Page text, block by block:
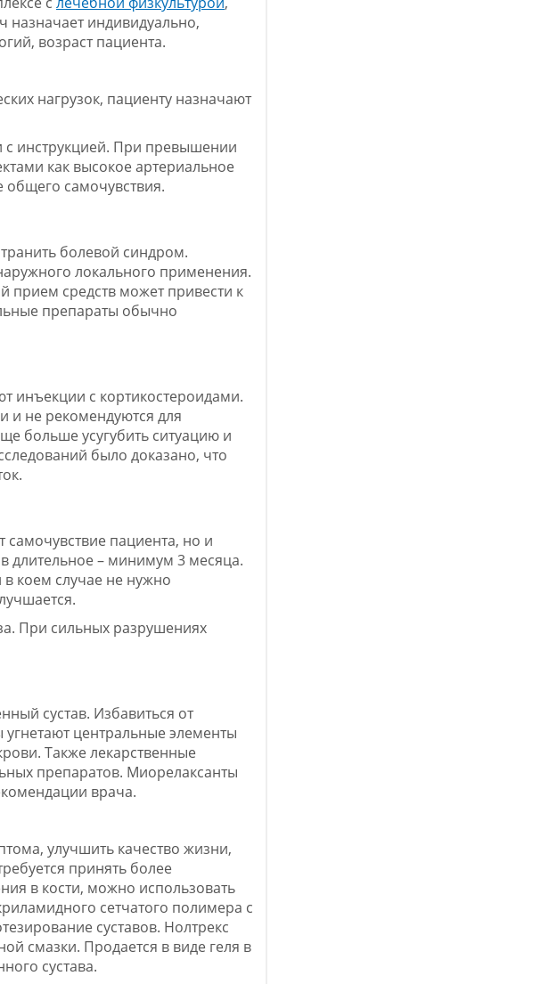
индивидуально,
возраст пациента.
нагрузок, пациенту назначают
с инструкцией. При превышении
как высокое артериальное
самочувствия.
болевой синдром.
локального применения.
средств может привести к
препараты обычно
инъекции с кортикостероидами.
и не рекомендуются для
больше усугубить ситуацию и
было доказано, что
самочувствие пациента, но и
длительное – минимум 3 месяца.
коем случае не нужно
При сильных разрушениях
сустав. Избавиться от
центральные элементы
Также лекарственные
препаратов. Миорелаксанты
врача.
улучшить качество жизни,
принять более
в кости, можно использовать
сетчатого полимера с
суставов. Нолтрекс
смазки. Продается в виде геля в
сустава.